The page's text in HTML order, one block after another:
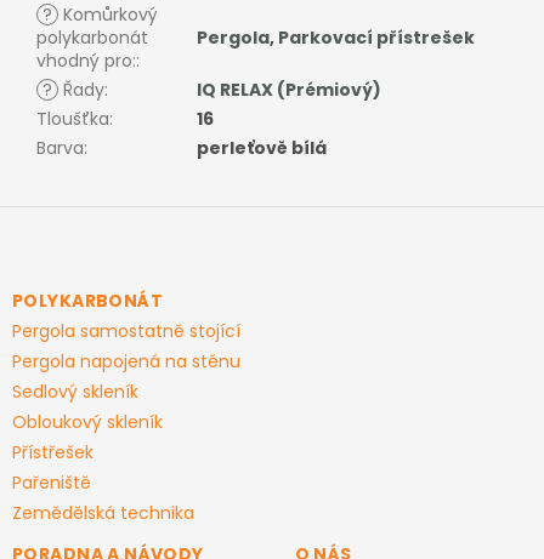
? Komůrkový
polykarbonát
vhodný pro::
Pergola, Parkovací přístrešek
? Řady:
IQ RELAX (Prémiový)
Tloušťka:
16
Barva: perleťově bílá
Z
aPOLYKARBONÁT
Pergola samostatně stojící
Pergola napojená na stěnu
Sedlový skleník
Obloukový skleník
Přístřešek
Pařeniště
Zemědělská technika